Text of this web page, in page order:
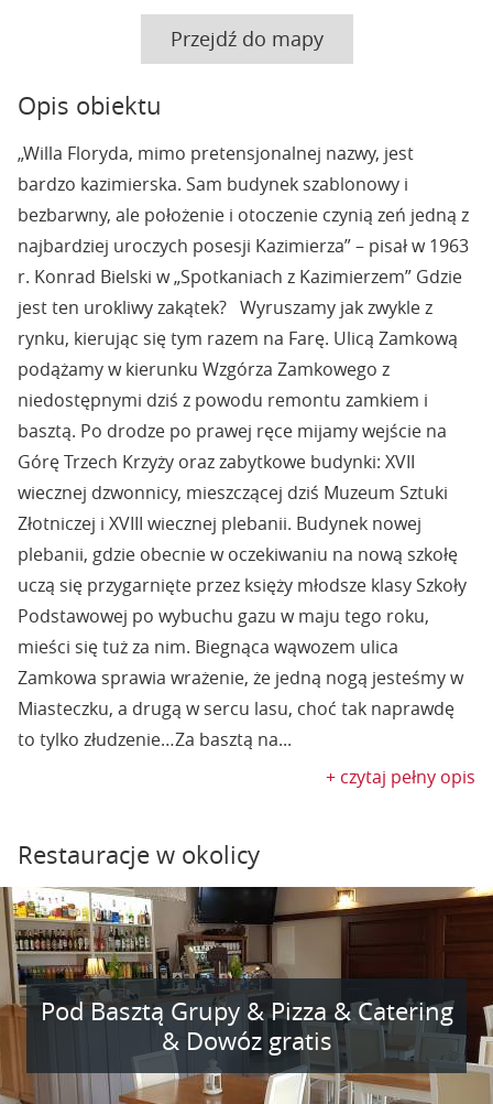
Przejdź do mapy
Opis obiektu
„Willa Floryda, mimo pretensjonalnej nazwy, jest
bardzo kazimierska. Sam budynek szablonowy i
bezbarwny, ale położenie i otoczenie czynią zeń jedną z
najbardziej uroczych posesji Kazimierza” – pisał w 1963
r. Konrad Bielski w „Spotkaniach z Kazimierzem” Gdzie
jest ten urokliwy zakątek? Wyruszamy jak zwykle z
rynku, kierując się tym razem na Farę. Ulicą Zamkową
podążamy w kierunku Wzgórza Zamkowego z
niedostępnymi dziś z powodu remontu zamkiem i
basztą. Po drodze po prawej ręce mijamy wejście na
Górę Trzech Krzyży oraz zabytkowe budynki: XVII
wiecznej dzwonnicy, mieszczącej dziś Muzeum Sztuki
Złotniczej i XVIII wiecznej plebanii. Budynek nowej
plebanii, gdzie obecnie w oczekiwaniu na nową szkołę
uczą się przygarnięte przez księży młodsze klasy Szkoły
Podstawowej po wybuchu gazu w maju tego roku,
mieści się tuż za nim. Biegnąca wąwozem ulica
Zamkowa sprawia wrażenie, że jedną nogą jesteśmy w
Miasteczku, a drugą w sercu lasu, choć tak naprawdę
to tylko złudzenie…Za basztą na...
+ czytaj pełny opis
Restauracje w okolicy
Pod Basztą Grupy & Pizza & Catering
& Dowóz gratis